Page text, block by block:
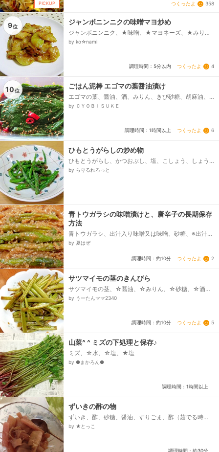
PICKUP つくったよ 358
9位
ジャンボニンニクの味噌マヨ炒め
ジャンボニンニク、★味噌、★マヨネーズ、★みり
ん、オリーブオイル
by ko☆nami
調理時間：5分以内 つくったよ 4
10位
ごはん泥棒 エゴマの葉醤油漬け
エゴマの葉、醤油、酒、みりん、きび砂糖、胡麻油、
胡麻、にんにくすりおろし、生姜すりおろし、唐辛子
by ＣＹＯＢＩＳＵＫＥ
調理時間：1時間以上 つくったよ 6
ひもとうがらしの炒め物
ひもとうがらし、かつおぶし、塩、こしょう、しょう
油、サラダ油
by らりるれろっと
青トウガラシの味噌漬けと、唐辛子の長期保存
方法
青トウガラシ、出汁入り味噌又は味噌、砂糖、※出汁入
り味噌でない時は粉末和風だし
by 夏はぜ
調理時間：約10分 つくったよ 2
サツマイモの茎のきんぴら
サツマイモの茎、☆醤油、☆みりん、☆砂糖、☆酒、
顆粒出汁、ごま油
by うーたんママ2340
調理時間：約10分 つくったよ 5
山菜^ ^ ミズの下処理と保存♪
ミズ、☆水、☆塩、★塩
by ●まかろん●
調理時間：1時間以上
ずいきの酢の物
ずいき、酢、砂糖、醤油、すりごま、酢（茹でる時
用）
by ★とっこ
調理時間：約30分